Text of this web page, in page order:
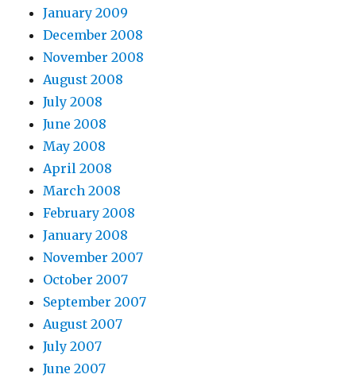
January 2009
December 2008
November 2008
August 2008
July 2008
June 2008
May 2008
April 2008
March 2008
February 2008
January 2008
November 2007
October 2007
September 2007
August 2007
July 2007
June 2007